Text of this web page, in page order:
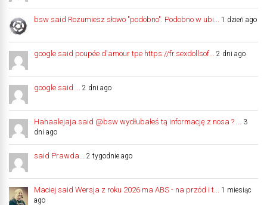
bsw said Rozumiesz słowo "podobno". Podobno w ubi... 1 dzień ago
google said poupée d'amour tpe https://fr.sexdollsof... 2 dni ago
google said ... 2 dni ago
Hahaalejaja said @bsw wydłubałeś tą informację z nosa ? ...
3
dni ago
said Prawda... 2 tygodnie ago
Maciej said Wersja z roku 2026 ma ABS - na przód i t...
1 miesiąc
ago